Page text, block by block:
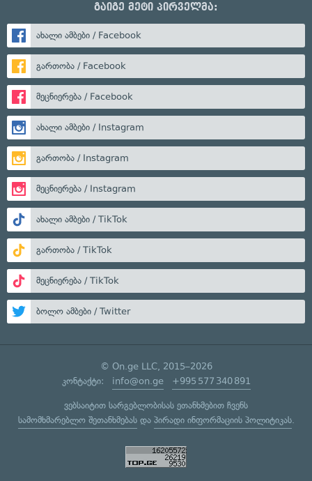
გაიგე მეტი პირველმა:
ახალი ამბები / Facebook
გართობა / Facebook
მეცნიერება / Facebook
ახალი ამბები / Instagram
გართობა / Instagram
მეცნიერება / Instagram
ახალი ამბები / TikTok
გართობა / TikTok
მეცნიერება / TikTok
ბოლო ამბები / Twitter
© On.ge LLC, 2015–2026
კონტაქტი: info@on.ge +995 577 340 891
ვებსაიტით სარგებლობისას ეთანხმებით ჩვენს
სამომხმარებლო შეთანხმებასდა პირადი ინფორმაციის პოლიტიკას.